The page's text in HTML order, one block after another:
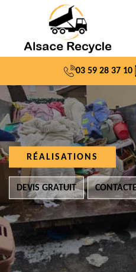
03 59 28 37 10
RÉALISATIONS
DEVIS GRATUIT